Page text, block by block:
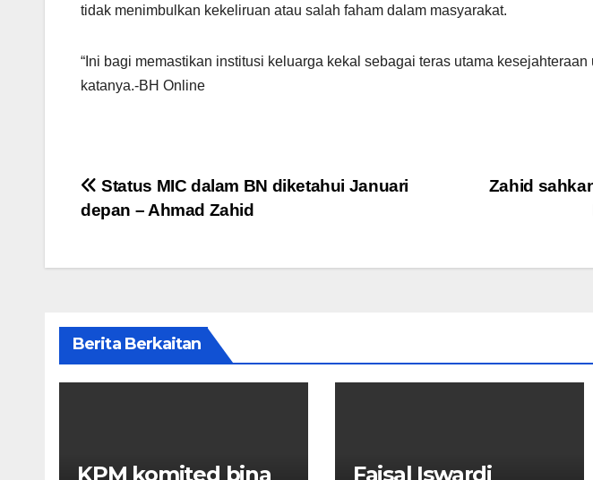
tidak menimbulkan kekeliruan atau salah faham dalam masyarakat.
“Ini bagi memastikan institusi keluarga kekal sebagai teras utama
katanya.-BH Online
Post
navigation
Zahid
Status MIC dalam BN diketahui Januari
depan – Ahmad Zahid
Berita Berkaitan
KPM komited bina
Faisal Iswardi